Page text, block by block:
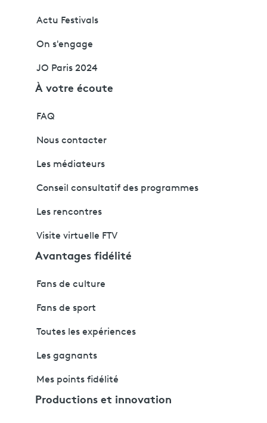
Actu Festivals
On s'engage
JO Paris 2024
À votre écoute
FAQ
Nous contacter
Les médiateurs
Conseil consultatif des programmes
Les rencontres
Visite virtuelle FTV
Avantages fidélité
Fans de culture
Fans de sport
Toutes les expériences
Les gagnants
Mes points fidélité
Productions et innovation